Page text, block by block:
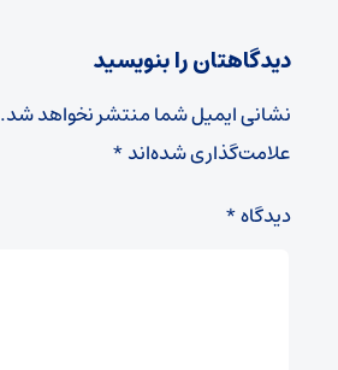
دیدگاهتان را بنویسید
نشانی ایمیل شما منتشر نخواهد شد.
علامت‌گذاری شده‌اند*
دیدگاه*